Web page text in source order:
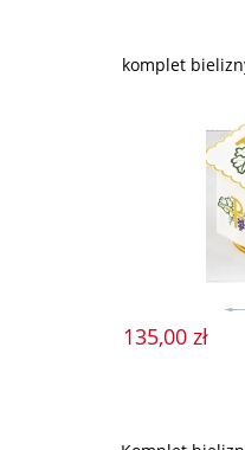
komplet
135,00 zł